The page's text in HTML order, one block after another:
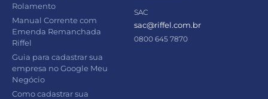
Rolamento
Manual Corrente com
Emenda Remanchada
Riffel
Guia para cadastrar sua
empresa no Google Meu
Negócio
Como cadastrar sua
SAC
sac@riffel.com.br
0800 645 7870